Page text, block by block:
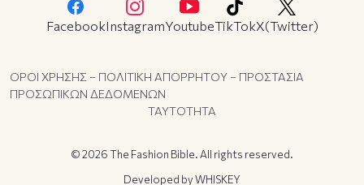
FacebookInstagramYoutubeTikTokX(Twitter)
ΟΡΟΙ ΧΡΗΣΗΣ – ΠΟΛΙΤΙΚΗ ΑΠΟΡΡΗΤΟΥ – ΠΡΟΣΤΑΣΙΑ
ΠΡΟΣΩΠΙΚΩΝ ΔΕΔΟΜΕΝΩΝ
ΤΑΥΤΟΤΗΤΑ
© 2026 The Fashion Bible. All rights reserved.
Developed byWHISKEY